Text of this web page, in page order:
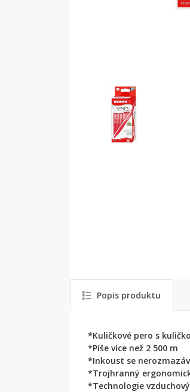
Popis produktu
*Kuličkové pero s
*Píše více než 2 500 m
*Inkoust se
*Trojhranný
*Technologie